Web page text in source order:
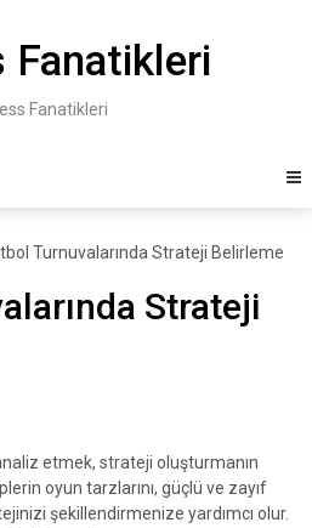
Fanatikleri
Fanatikleri
Turnuvalarında Strateji Belirleme
Strateji
etmek, strateji oluşturmanın
oyun tarzlarını, güçlü ve zayıf
şekillendirmenize yardımcı olur.